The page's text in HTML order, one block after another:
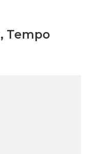
, Tempo